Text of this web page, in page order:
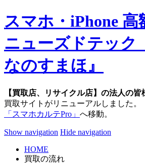
スマホ・iPhone 高
ニューズドテック
なのすまほ』
【買取店、リサイクル店】の法人の皆
買取サイトがリニューアルしました。
「スマホカルテPro」 へ移動。
Show navigation Hide navigation
HOME
買取の流れ